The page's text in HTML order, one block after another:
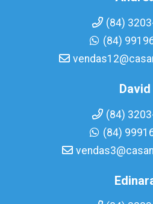
(84)
(84)
David
(84)
(84)